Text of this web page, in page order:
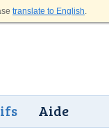
translate to English.
Aide